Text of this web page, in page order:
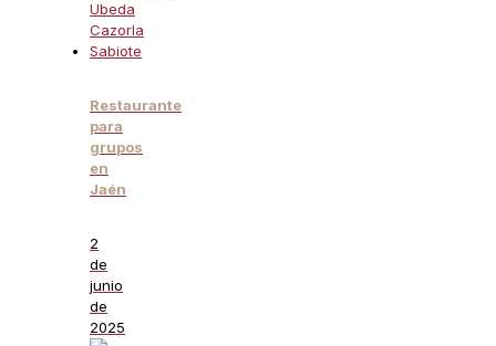
Restaurante
para
grupos
en
Jaén
2
de
junio
de
2025